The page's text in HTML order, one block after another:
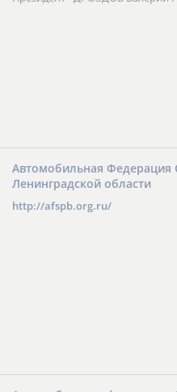
Автомобильная Федерация
Ленинградской области
http://afspb.org.ru/